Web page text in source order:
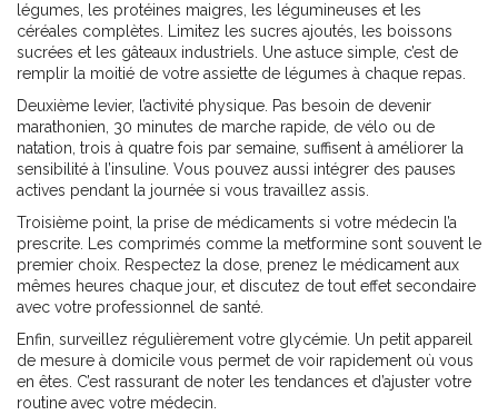
légumes, les protéines maigres, les légumineuses et les
céréales complètes. Limitez les sucres ajoutés, les boissons
sucrées et les gâteaux industriels. Une astuce simple, c’est de
remplir la moitié de votre assiette de légumes à chaque repas.
Deuxième levier, l’activité physique. Pas besoin de devenir
marathonien, 30 minutes de marche rapide, de vélo ou de
natation, trois à quatre fois par semaine, suffisent à améliorer la
sensibilité à l’insuline. Vous pouvez aussi intégrer des pauses
actives pendant la journée si vous travaillez assis.
Troisième point, la prise de médicaments si votre médecin l’a
prescrite. Les comprimés comme la metformine sont souvent le
premier choix. Respectez la dose, prenez le médicament aux
mêmes heures chaque jour, et discutez de tout effet secondaire
avec votre professionnel de santé.
Enfin, surveillez régulièrement votre glycémie. Un petit appareil
de mesure à domicile vous permet de voir rapidement où vous
en êtes. C’est rassurant de noter les tendances et d’ajuster votre
routine avec votre médecin.